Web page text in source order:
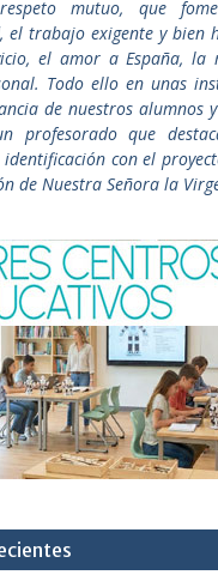
mutuo, que
el trabajo exigente y bien
el amor a España, la
Todo ello en unas
de nuestros alumnos
profesorado que
con el
de Nuestra Señora la